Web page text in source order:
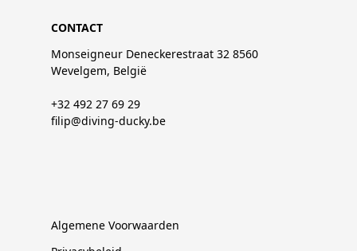
CONTACT
Monseigneur Deneckerestraat 32 8560
Wevelgem, België
+32 492 27 69 29
filip@diving-ducky.be
Algemene Voorwaarden